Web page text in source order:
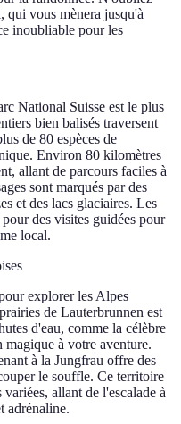
qui vous mènera jusqu'à
inoubliable pour les
National Suisse est le plus
bien balisés traversent
de 80 espèces de
Environ 80 kilomètres
allant de parcours faciles à
sont marqués par des
et des lacs glaciaires. Les
des visites guidées pour
local.
explorer les Alpes
de Lauterbrunnen est
d'eau, comme la célèbre
à votre aventure.
à la Jungfrau offre des
le souffle. Ce territoire
allant de l'escalade à
adrénaline.